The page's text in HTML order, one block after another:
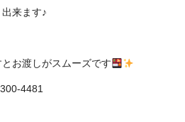
来ます♪
お渡しがスムーズです
4481